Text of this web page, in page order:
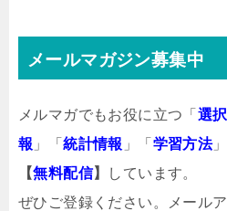
メールマガジン募集中
メルマガでもお役に立つ「 選
報 」「統計情報 」「 学習方法
【無料配信】
しています。
ぜひご登録ください。メール